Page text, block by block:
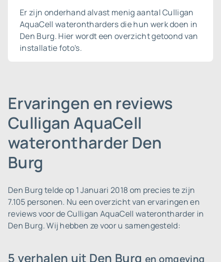
Er zijn onderhand alvast menig aantal Culligan
AquaCell waterontharders die hun werk doen in
Den Burg. Hier wordt een overzicht getoond van
installatie foto's.
Ervaringen en reviews
Culligan AquaCell
waterontharder Den
Burg
Den Burg telde op 1 Januari 2018 om precies te zijn
7.105 personen. Nu een overzicht van ervaringen en
reviews voor de Culligan AquaCell waterontharder in
Den Burg. Wij hebben ze voor u samengesteld:
5 verhalen uit Den Burg en omgeving